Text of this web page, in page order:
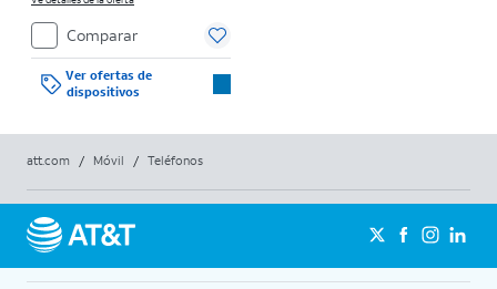
antecedentes. El impuesto sobre el precio de
venta normal se paga al momento de la
compra. Existen restricciones.
Comparar
Ver ofertas de
dispositivos
att.com / Móvil / Teléfonos